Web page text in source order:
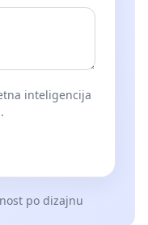
inteligencija
po dizajnu